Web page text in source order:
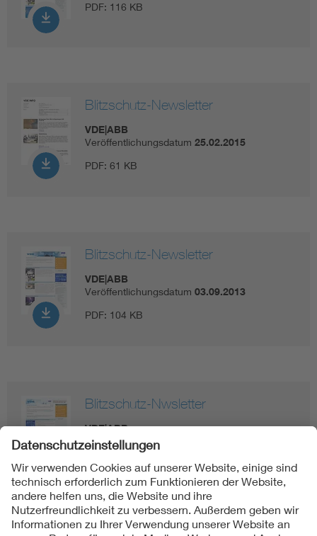
PDF: 116 KB
Blitzschutz-Newsletter
VDE|ABB
Veröffentlichungsdatum 25.02.2015
PDF: 61 KB
Blitzschutz-Newsletter
VDE|ABB
Veröffentlichungsdatum 03.09.2013
PDF: 104 KB
Blitzschutz-Nwsletter
VDE|ABB
Veröffentlichungsdatum
PDF: 63 KB